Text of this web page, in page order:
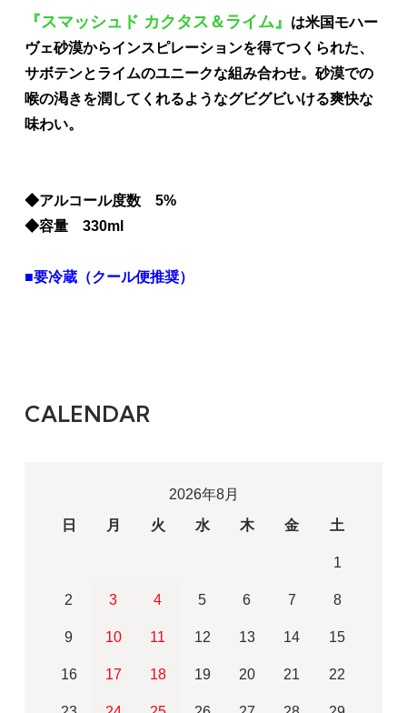
『スマッシュド カクタス＆ライム』
は米国モハー
ヴェ砂漠からインスピレーションを得てつくられた、
サボテンとライムのユニークな組み合わせ。砂漠での
喉の渇きを潤してくれるようなグビグビいける爽快な
味わい。
◆アルコール度数 5%
◆容量 330ml
■要冷蔵（クール便推奨）
CALENDAR
2026年8月
日
月 火 水 木 金 土
1
2 3 4 5 6 7 8
9 10 11 12 13 14 15
16 17 18 19 20 21 22